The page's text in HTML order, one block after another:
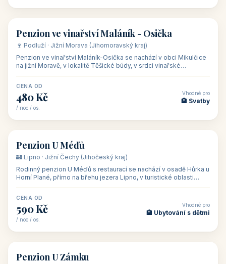
🏡 penzion
Penzion ve vinařství Maláník - Osička
🍷 Podluží · Jižní Morava (Jihomoravský kraj)
Penzion ve vinařství Maláník-Osička se nachází v obci Mikulčice
na jižní Moravě, v lokalitě Těšické búdy, v srdci vinařské
CENA OD
480 Kč
/ noc / os.
Vhodné pro
🏨 Svatby
🏡 penzion
Penzion U Méďů
🏰 Lipno · Jižní Čechy (Jihočeský kraj)
Rodinný penzion U Méďů s restaurací se nachází v osadě Hůrka u
Horní Plané, přímo na břehu jezera Lipno, v turistické oblasti
CENA OD
590 Kč
/ noc / os.
Vhodné pro
🏨 Ubytování s dětmi
🏡 penzion
Penzion U Zámku